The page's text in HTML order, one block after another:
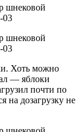
Хоть можно
— яблоки
почти по
на дозагрузку не